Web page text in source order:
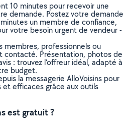
10 minutes pour recevoir une
demande. Postez votre demande
un membre de confiance,
votre besoin urgent de vendeur -
membres, professionnels ou
contacté. Présentation, photos de
: trouvez l'offreur idéal, adapté à
budget.
la messagerie AlloVoisins pour
et efficaces grâce aux outils
est gratuit ?